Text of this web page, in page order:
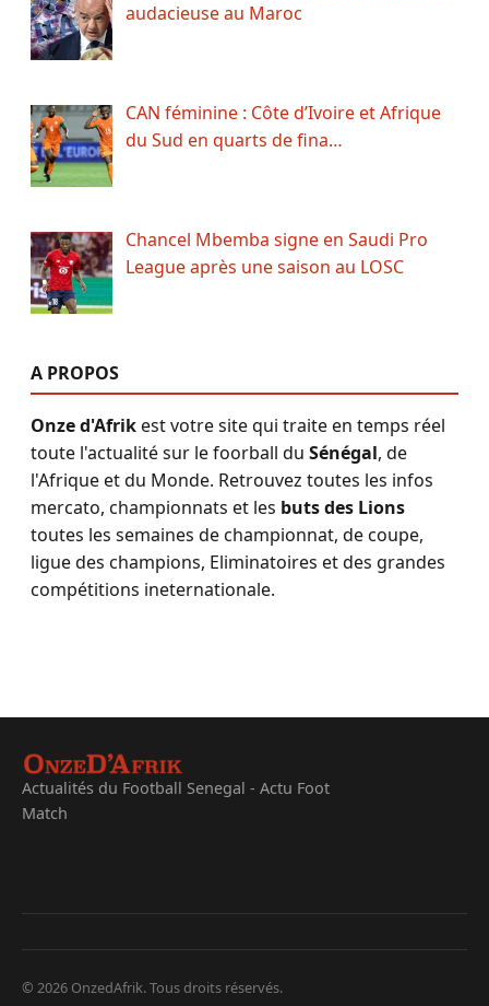
audacieuse au Maroc
CAN féminine : Côte d’Ivoire et Afrique
du Sud en quarts de fina…
Chancel Mbemba signe en Saudi Pro
League après une saison au LOSC
A PROPOS
Onze d'Afrikest votre site qui traite en temps réel
toute l'actualité sur le foorball du Sénégal, de
l'Afrique et du Monde. Retrouvez toutes les infos
mercato, championnats et les buts des Lions
toutes les semaines de championnat, de coupe,
ligue des champions, Eliminatoires et des grandes
compétitions ineternationale.
Actualités du Football Senegal - Actu Foot
Match
© 2026 OnzedAfrik. Tous droits réservés.